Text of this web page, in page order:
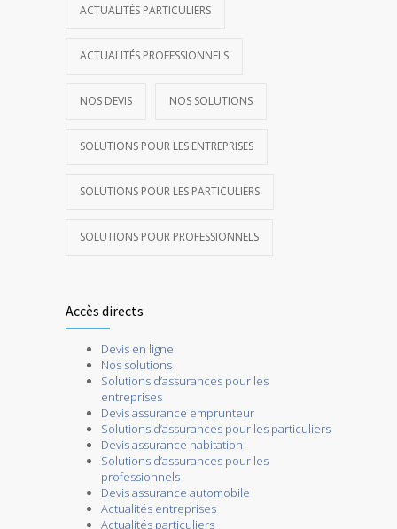
ACTUALITÉS PARTICULIERS
ACTUALITÉS PROFESSIONNELS
NOS DEVIS NOS SOLUTIONS
SOLUTIONS POUR LES ENTREPRISES
SOLUTIONS POUR LES PARTICULIERS
SOLUTIONS POUR PROFESSIONNELS
Accès directs
Devis en ligne
Nos solutions
Solutions d’assurances pour les
entreprises
Devis assurance emprunteur
Solutions d’assurances pour les particuliers
Devis assurance habitation
Solutions d’assurances pour les
professionnels
Devis assurance automobile
Actualités entreprises
Actualités particuliers